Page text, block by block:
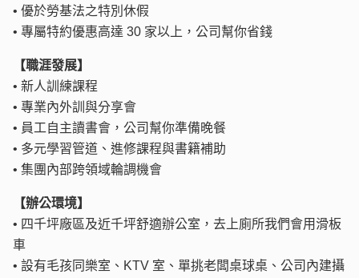
• 優於勞基法之特別休假
• 專屬特約優惠高達 30 家以上，公司幫你省錢
【職涯發展】
• 新人訓練課程
• 專業內外訓與分享會
• 員工自主讀書會，公司幫你準備晚餐
• 多元學習管道、進修課程與書籍補助
• 集團內部跨領域輪調機會
【辦公環境】
• 四千坪廠區及近千坪舒適辦公室，去上廁所我們會用滑板
車
• 設有毛孩同樂室、KTV 室、單挑老闆桌球桌、公司內建攝